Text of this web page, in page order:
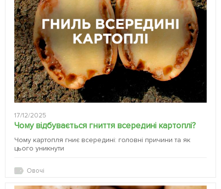
17/12/2025
Чому відбувається гниття всередині картоплі?
Чому картопля гниє всередині: головні причини та як
цього уникнути
Овочі